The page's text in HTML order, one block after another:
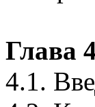
Глава
4.1.